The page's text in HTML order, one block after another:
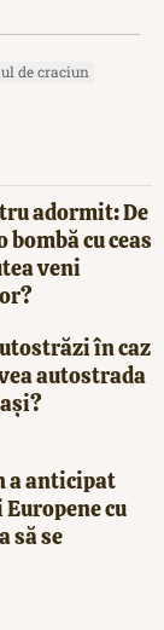
de craciun
adormit: De
bombă cu ceas
veni
în caz
autostrada
a anticipat
cu
să se